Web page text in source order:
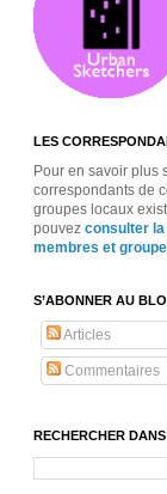
LES
Pour en savoir plus
correspondants de
groupes locaux
pouvez consulter la
membres et
S’ABONNER AU
Articles
Commentaires
RECHERCHER